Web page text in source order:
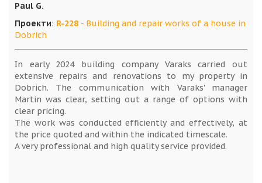
Paul G.
Проекти: R-228 - Building and repair works of a house in
Dobrich
In early 2024 building company Varaks carried out
extensive repairs and renovations to my property in
Dobrich. The communication with Varaks' manager
Martin was clear, setting out a range of options with
clear pricing.
The work was conducted efficiently and effectively, at
the price quoted and within the indicated timescale.
A very professional and high quality service provided.